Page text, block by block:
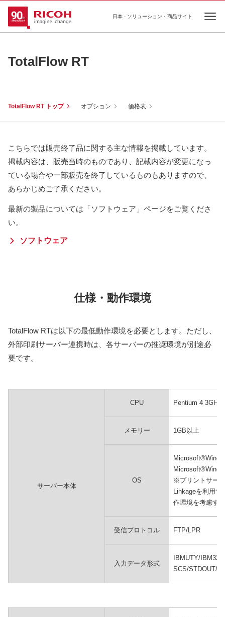
日本 - ソリューション・商品サイト
TotalFlow RT
TotalFlow RT トップ オプション 価格表
こちらでは販売終了品に関する主な情報を掲載しています。
掲載内容は、販売当時のものであり、記載内容が変更になっ
ている場合や一部販売を終了しているものもありますので、
あらかじめご了承ください。
最新の製品については「ソフトウェア」ページをご覧くださ
い。
ソフトウェア
仕様・動作環境
TotalFlow RTは以下の最低動作環境を必要とします。ただし、
外部印刷サーバー連携時は、各サーバーの推奨環境が別途必
要です。
サーバー本体
CPU Pentium 4 3GHz
メモリー 1GB以上
OS
※プリントサー
Linkageを利用
作環境を考慮す
受信プロトコル FTP/LPR
入力データ形式
IBMUTY/
SCS/STDOUT/